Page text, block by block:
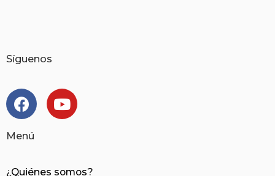
Síguenos
Menú
¿Quiénes somos?